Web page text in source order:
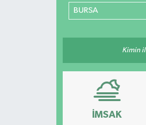
BURSA
Kimin
İMSAK